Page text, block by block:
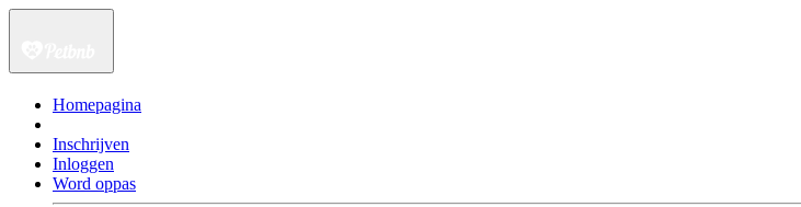
Homepagina
Inschrijven
Inloggen
Word oppas